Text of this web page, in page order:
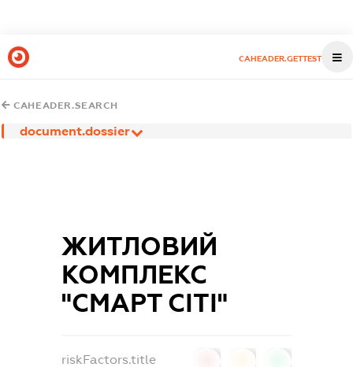
CAHEADER.GETTEST
CAHEADER.SEARCH
document.dossier
ЖИТЛОВИЙ
КОМПЛЕКС
"СМАРТ СІТІ"
riskFactors.title